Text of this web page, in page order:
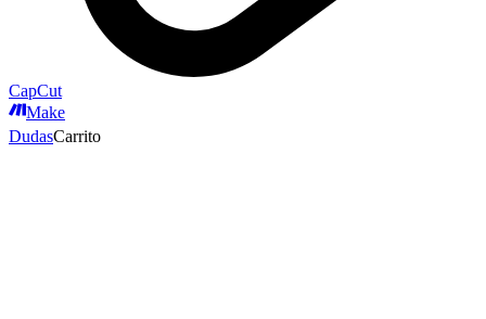
CapCut
Make
DudasCarrito